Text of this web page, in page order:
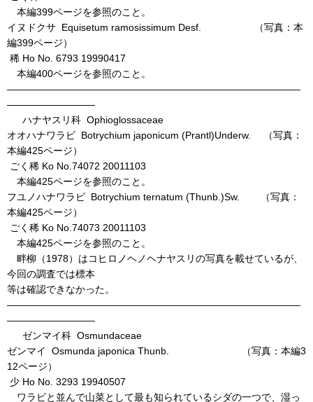
本編399ページを参照のこと。
イヌドクサ Equisetum ramosissimum Desf. （写真：本
編399ページ）
稀 Ho No. 6793 19990417
本編400ページを参照のこと。
――――――――――――――――――――――――――――――
―――――――――
ハナヤスリ科 Ophioglossaceae
オオハナワラビ Botrychium japonicum (Prantl)Underw. （写真：
本編425ページ）
ごく稀 Ko No.74072 20011103
本編425ページを参照のこと。
フユノハナワラビ Botrychium ternatum (Thunb.)Sw. （写真：
本編425ページ）
ごく稀 Ko No.74073 20011103
本編425ページを参照のこと。
畔柳（1978）はコヒロノヘノヘナヤスリの写真を載せているが、
今回の調査では標本
等は確認できなかった。
――――――――――――――――――――――――――――――
―――――――――
ゼンマイ科 Osmundaceae
ゼンマイ Osmunda japonica Thunb. （写真：本編3
12ページ）
少 Ho No. 3293 19940507
ワラビと並んで山菜として最も知られているシダの一つで、湿っ